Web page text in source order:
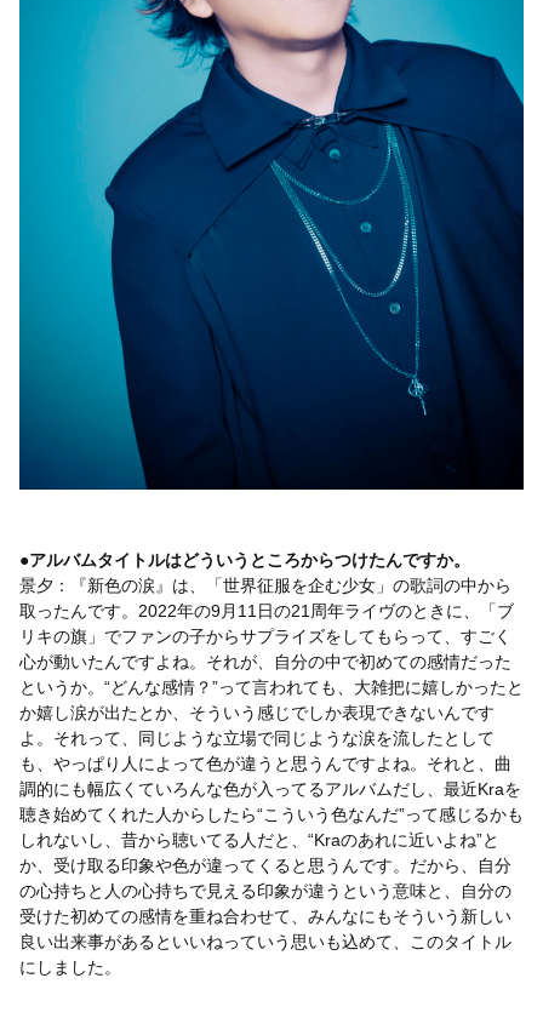
●アルバムタイトルはどういうところからつけたんですか。
景夕：『新色の涙』は、「世界征服を企む少女」の歌詞の中から
取ったんです。2022年の9月11日の21周年ライヴのときに、「ブ
リキの旗」でファンの子からサプライズをしてもらって、すごく
心が動いたんですよね。それが、自分の中で初めての感情だった
というか。“どんな感情？”って言われても、大雑把に嬉しかったと
か嬉し涙が出たとか、そういう感じでしか表現できないんです
よ。それって、同じような立場で同じような涙を流したとして
も、やっぱり人によって色が違うと思うんですよね。それと、曲
調的にも幅広くていろんな色が入ってるアルバムだし、最近Kraを
聴き始めてくれた人からしたら“こういう色なんだ”って感じるかも
しれないし、昔から聴いてる人だと、“Kraのあれに近いよね”と
か、受け取る印象や色が違ってくると思うんです。だから、自分
の心持ちと人の心持ちで見える印象が違うという意味と、自分の
受けた初めての感情を重ね合わせて、みんなにもそういう新しい
良い出来事があるといいねっていう思いも込めて、このタイトル
にしました。